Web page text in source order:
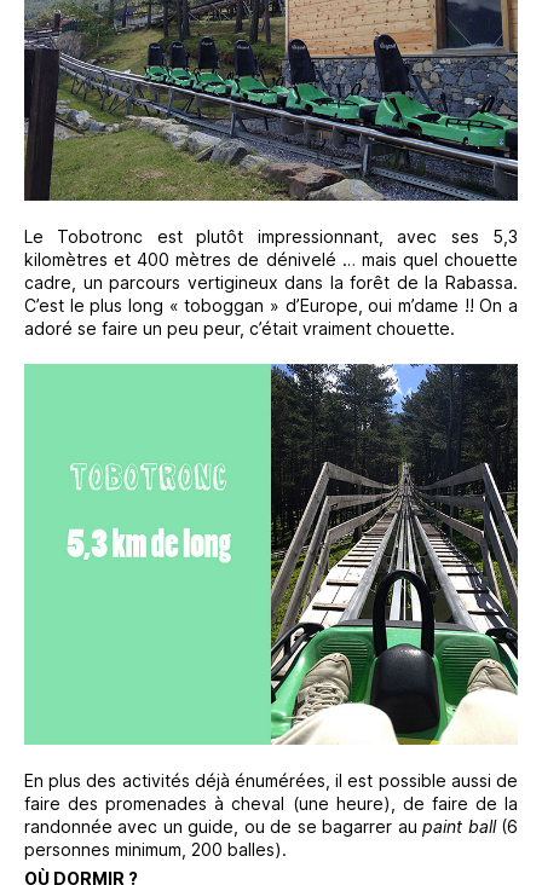
Le Tobotronc est plutôt impressionnant, avec ses 5,3
kilomètres et 400 mètres de dénivelé … mais quel chouette
cadre, un parcours vertigineux dans la forêt de la Rabassa.
C’est le plus long « toboggan » d’Europe, oui m’dame !! On a
adoré se faire un peu peur, c’était vraiment chouette.
En plus des activités déjà énumérées, il est possible aussi de
faire des promenades à cheval (une heure), de faire de la
randonnée avec un guide, ou de se bagarrer aupaint ball(6
personnes minimum, 200 balles).
OÙ DORMIR ?